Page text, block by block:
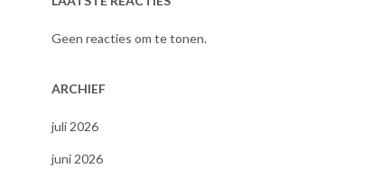
Geen reacties om te tonen.
ARCHIEF
juli 2026
juni 2026